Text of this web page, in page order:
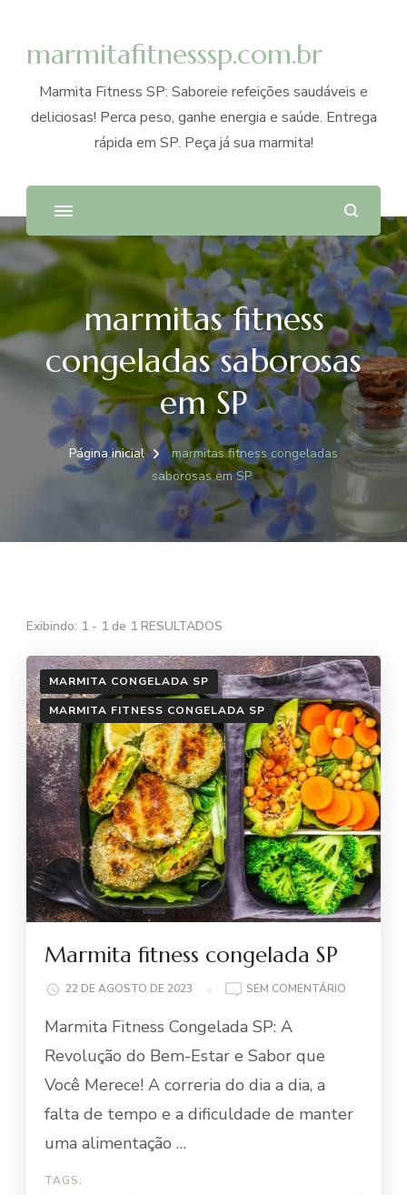
marmitafitnesssp.com.br
Marmita Fitness SP: Saboreie refeições saudáveis e
deliciosas! Perca peso, ganhe energia e saúde. Entrega
rápida em SP. Peça já sua marmita!
marmitas fitness
congeladas saborosas
em SP
Página inicial
marmitas fitness congeladas
saborosas em SP
Exibindo: 1 - 1 de 1 RESULTADOS
MARMITA CONGELADA SP
MARMITA FITNESS CONGELADA SP
Marmita fitness congelada SP
22 DE AGOSTO DE 2023 SEM COMENTÁRIO
Marmita Fitness Congelada SP: A
Revolução do Bem-Estar e Sabor que
Você Merece! A correria do dia a dia, a
falta de tempo e a dificuldade de manter
uma alimentação …
TAGS: